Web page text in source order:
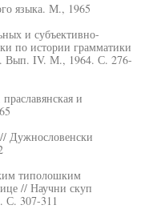
языка. М., 1965
и субъективно-
по истории грамматики
Вып. IV. М., 1964. С. 276-
и
Дужнословенски
типолошким
// Научни скуп
С. 307-311